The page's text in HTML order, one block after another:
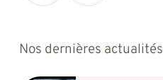
Nos dernières actualités